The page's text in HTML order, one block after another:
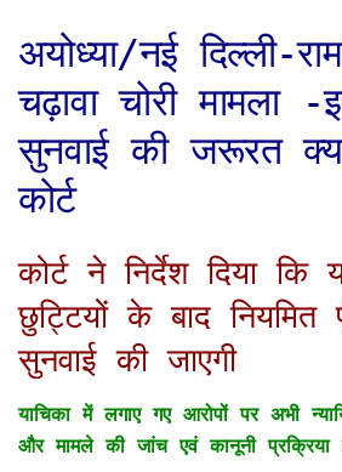
अयोध्या/नई दिल्ली-
चढ़ावा चोरी मामला -
सुनवाई की जरूरत
कोर्ट
कोर्ट ने निर्देश दिया कि
छुट्टियों के बाद नियमित
सुनवाई की जाएगी
याचिका में लगाए गए आरोपों पर अभी
और मामले की जांच एवं कानूनी प्रक्रिया